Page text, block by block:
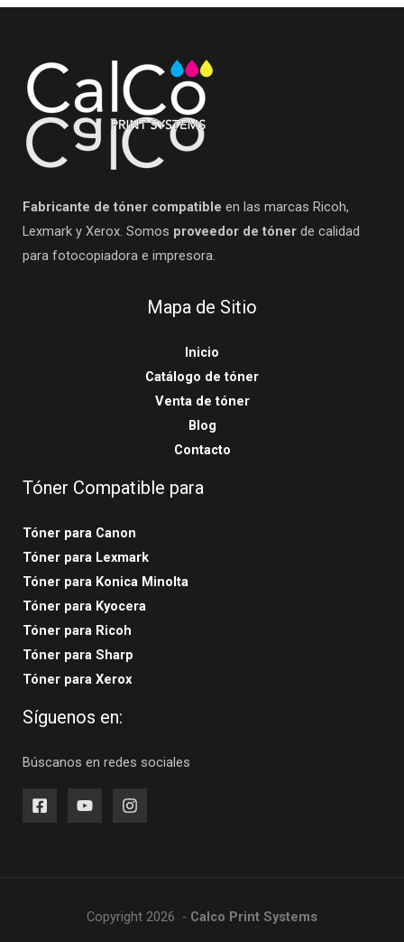
Fabricante de tóner compatible en las marcas Ricoh,
Lexmark y Xerox. Somos proveedor de tóner de calidad
para fotocopiadora e impresora.
Mapa de Sitio
Inicio
Catálogo de tóner
Venta de tóner
Blog
Contacto
Tóner Compatible para
Tóner para Canon
Tóner para Lexmark
Tóner para Konica Minolta
Tóner para Kyocera
Tóner para Ricoh
Tóner para Sharp
Tóner para Xerox
Síguenos en:
Búscanos en redes sociales
Copyright 2026 - Calco Print Systems